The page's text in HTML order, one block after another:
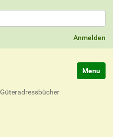
Anmelden
Güteradressbücher